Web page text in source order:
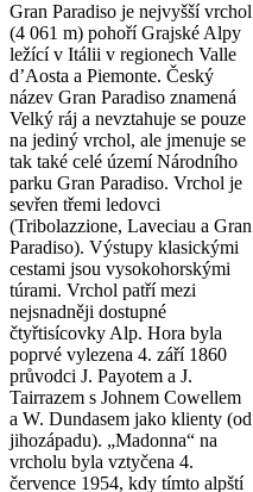
Gran Paradiso je nejvyšší vrchol
(4 061 m) pohoří Grajské Alpy
ležící v Itálii v regionech Valle
d’Aosta a Piemonte. Český
název Gran Paradiso znamená
Velký ráj a nevztahuje se pouze
na jediný vrchol, ale jmenuje se
tak také celé území Národního
parku Gran Paradiso. Vrchol je
sevřen třemi ledovci
(Tribolazzione, Laveciau a Gran
Paradiso). Výstupy klasickými
cestami jsou vysokohorskými
túrami. Vrchol patří mezi
nejsnadněji dostupné
čtyřtisícovky Alp. Hora byla
poprvé vylezena 4. září 1860
průvodci J. Payotem a J.
Tairrazem s Johnem Cowellem
a W. Dundasem jako klienty (od
jihozápadu). „Madonna“ na
vrcholu byla vztyčena 4.
července 1954, kdy tímto alpští